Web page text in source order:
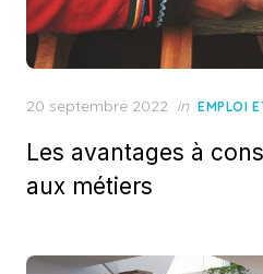
Posted
20 septembre 2022 in EMPLOI
Les avantages à
aux métiers